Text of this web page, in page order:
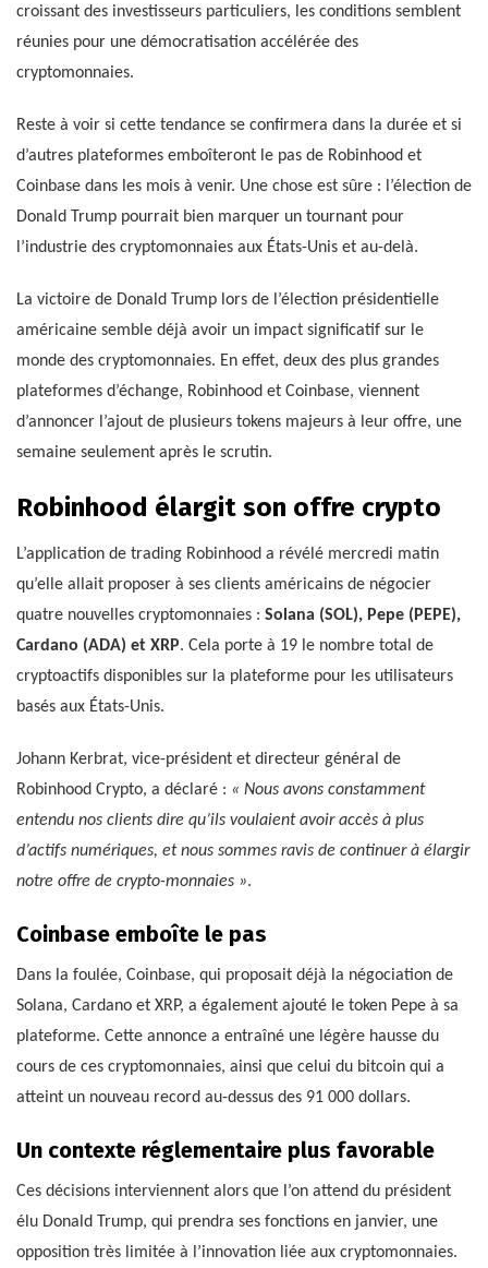
croissant des investisseurs particuliers, les conditions semblent
réunies pour une démocratisation accélérée des
cryptomonnaies.
Reste à voir si cette tendance se confirmera dans la durée et si
d’autres plateformes emboîteront le pas de Robinhood et
Coinbase dans les mois à venir. Une chose est sûre : l’élection de
Donald Trump pourrait bien marquer un tournant pour
l’industrie des cryptomonnaies aux États-Unis et au-delà.
La victoire de Donald Trump lors de l’élection présidentielle
américaine semble déjà avoir un impact significatif sur le
monde des cryptomonnaies. En effet, deux des plus grandes
plateformes d’échange, Robinhood et Coinbase, viennent
d’annoncer l’ajout de plusieurs tokens majeurs à leur offre, une
semaine seulement après le scrutin.
Robinhood élargit son offre crypto
L’application de trading Robinhood a révélé mercredi matin
qu’elle allait proposer à ses clients américains de négocier
quatre nouvelles cryptomonnaies : Solana (SOL), Pepe (PEPE),
Cardano (ADA) et XRP. Cela porte à 19 le nombre total de
cryptoactifs disponibles sur la plateforme pour les utilisateurs
basés aux États-Unis.
Johann Kerbrat, vice-président et directeur général de
Robinhood Crypto, a déclaré : « Nous avons constamment
entendu nos clients dire qu’ils voulaient avoir accès à plus
d’actifs numériques, et nous sommes ravis de continuer à élargir
notre offre de crypto-monnaies ».
Coinbase emboîte le pas
Dans la foulée, Coinbase, qui proposait déjà la négociation de
Solana, Cardano et XRP, a également ajouté le token Pepe à sa
plateforme. Cette annonce a entraîné une légère hausse du
cours de ces cryptomonnaies, ainsi que celui du bitcoin qui a
atteint un nouveau record au-dessus des 91 000 dollars.
Un contexte réglementaire plus favorable
Ces décisions interviennent alors que l’on attend du président
élu Donald Trump, qui prendra ses fonctions en janvier, une
opposition très limitée à l’innovation liée aux cryptomonnaies.